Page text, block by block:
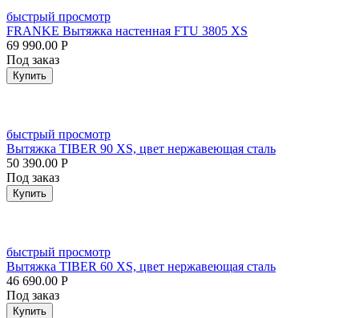
быстрый просмотр
FRANKE Вытяжка настенная FTU 3805 XS
69 990.00 Р
Под заказ
Купить
быстрый просмотр
Вытяжка TIBER 90 XS, цвет нержавеющая сталь
50 390.00 Р
Под заказ
Купить
быстрый просмотр
Вытяжка TIBER 60 XS, цвет нержавеющая сталь
46 690.00 Р
Под заказ
Купить